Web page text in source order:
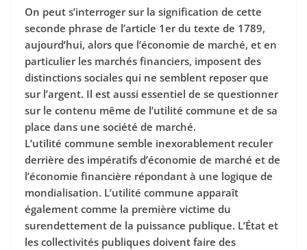
On peut s’interroger sur la signification de cette
seconde phrase de l’article 1er du texte de 1789,
aujourd’hui, alors que l’économie de marché, et en
particulier les marchés financiers, imposent des
distinctions sociales qui ne semblent reposer que
sur l’argent. Il est aussi essentiel de se questionner
sur le contenu même de l’utilité commune et de sa
place dans une société de marché.
L’utilité commune semble inexorablement reculer
derrière des impératifs d’économie de marché et de
l’économie financière répondant à une logique de
mondialisation. L’utilité commune apparaît
également comme la première victime du
surendettement de la puissance publique. L’État et
les collectivités publiques doivent faire des